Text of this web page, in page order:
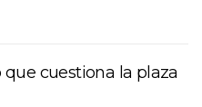
cuestiona la plaza